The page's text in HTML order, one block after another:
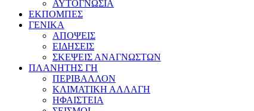
ΑΥΤΟΓΝΩΣΙΑ
ΕΚΠΟΜΠΕΣ
ΓΕΝΙΚΑ
ΑΠΟΨΕΙΣ
ΕΙΔΗΣΕΙΣ
ΣΚΕΨΕΙΣ ΑΝΑΓΝΩΣΤΩΝ
ΠΛΑΝΗΤΗΣ ΓΗ
ΠΕΡΙΒΑΛΛΟΝ
ΚΛΙΜΑΤΙΚΗ ΑΛΛΑΓΗ
ΗΦΑΙΣΤΕΙΑ